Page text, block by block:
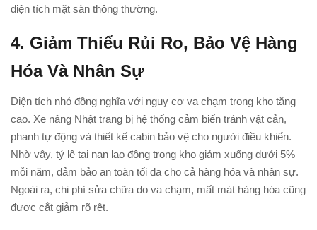
diện tích mặt sàn thông thường.
4. Giảm Thiểu Rủi Ro, Bảo Vệ Hàng
Hóa Và Nhân Sự
Diện tích nhỏ đồng nghĩa với nguy cơ va chạm trong kho tăng
cao. Xe nâng Nhật trang bị hệ thống cảm biến tránh vật cản,
phanh tự động và thiết kế cabin bảo vệ cho người điều khiển.
Nhờ vậy, tỷ lệ tai nạn lao động trong kho giảm xuống dưới 5%
mỗi năm, đảm bảo an toàn tối đa cho cả hàng hóa và nhân sự.
Ngoài ra, chi phí sửa chữa do va chạm, mất mát hàng hóa cũng
được cắt giảm rõ rệt.